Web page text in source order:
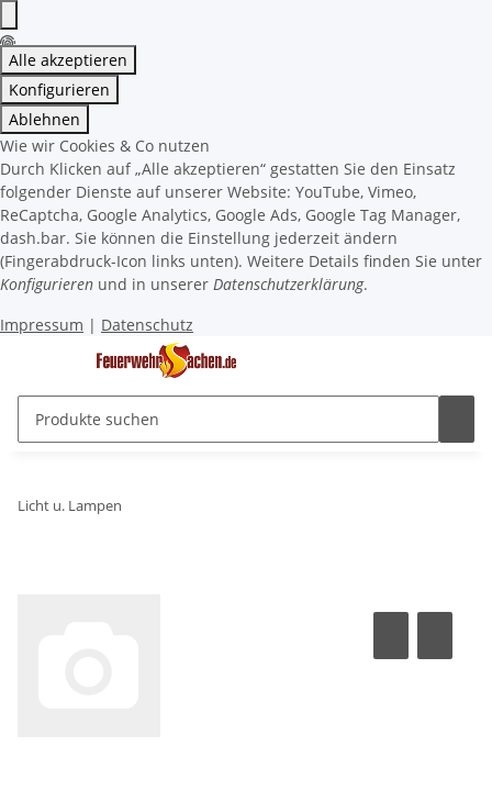
Alle akzeptieren
Konfigurieren
Ablehnen
Wie wir Cookies & Co nutzen
Durch Klicken auf „Alle akzeptieren“ gestatten Sie den Einsatz
folgender Dienste auf unserer Website: YouTube, Vimeo,
ReCaptcha, Google Analytics, Google Ads, Google Tag Manager,
dash.bar. Sie können die Einstellung jederzeit ändern
(Fingerabdruck-Icon links unten). Weitere Details finden Sie unter
Konfigurieren und in unserer Datenschutzerklärung.
Impressum | Datenschutz
Licht u. Lampen